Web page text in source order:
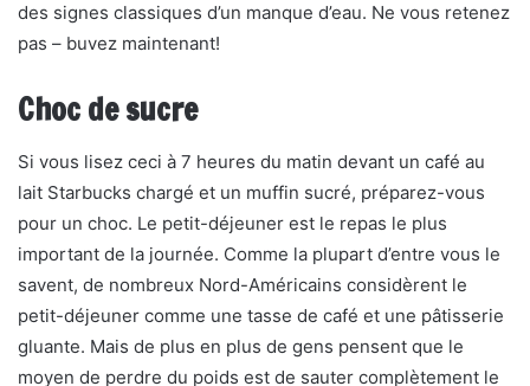
des signes classiques d’un manque d’eau. Ne vous retenez
pas – buvez maintenant!
Choc de sucre
Si vous lisez ceci à 7 heures du matin devant un café au
lait Starbucks chargé et un muffin sucré, préparez-vous
pour un choc. Le petit-déjeuner est le repas le plus
important de la journée. Comme la plupart d’entre vous le
savent, de nombreux Nord-Américains considèrent le
petit-déjeuner comme une tasse de café et une pâtisserie
gluante. Mais de plus en plus de gens pensent que le
moyen de perdre du poids est de sauter complètement le